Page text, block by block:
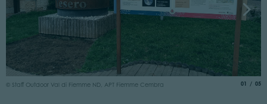
© Staff Outdoor Val di Fiemme ND, APT Fiemme Cembra 01 di
05